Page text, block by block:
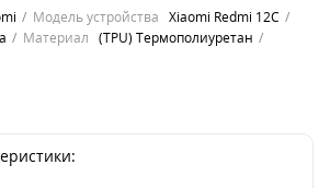
Модель устройства Xiaomi Redmi 12C
Материал (TPU) Термополиуретан